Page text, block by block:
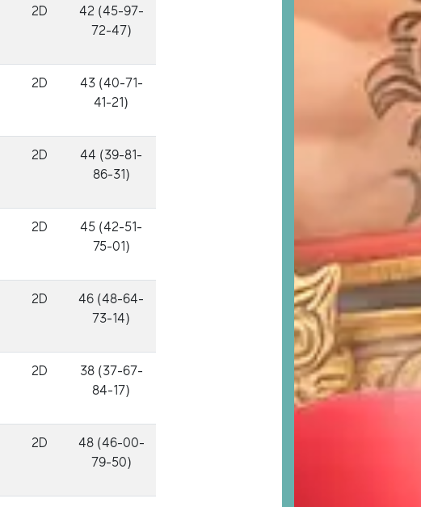
2D
42 (45-97-
72-47)
2D
43 (40-71-
41-21)
2D
44 (39-81-
86-31)
2D
45 (42-51-
75-01)
2D
46 (48-64-
73-14)
2D
38 (37-67-
84-17)
2D
48 (46-00-
79-50)